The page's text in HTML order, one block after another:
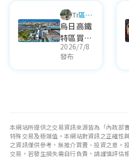
板橋馥華
艾美酒店
盛大開
幕！
Trista
區域
生活
烏日高鐵
特區買房
指南｜烏
日高鐵特
2026/7/8
發布
本網站所提供之交易資訊來源皆為「內政部
特殊交易及極端值。本網站對資訊之正確性
之資訊僅供參考，無推介買賣、投資之意。
交易，若發生損失需自行負責，請謹慎評估